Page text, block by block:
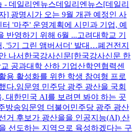
- 데일리엔뉴스데일리엔뉴스[데일리
] 광명시가 오는 9월 개관 예정인 사
'마주' 운영계획에 시민과 기업, 예
반영하기 위해 6월 ...고려대학교 기
'5기 그린 앰버서더' 발대…폐건전지
나서한국강사신문[한국강사신문 한
공과대학 산하 기업산학연협력센
용 활성화를 위한 학생 참여형 프로
다.임문영 민주당 광주 광산을 국회
대한민국 AI를 보려면 봐야 하는 곳
방송임문영 더불어민주당 광주 광산
거 후보가 광산을을 인공지능(AI) 산
선도하는 지역으로 육성하겠다는 구